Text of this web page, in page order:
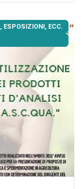
ESPOSIZIONI, ECC.